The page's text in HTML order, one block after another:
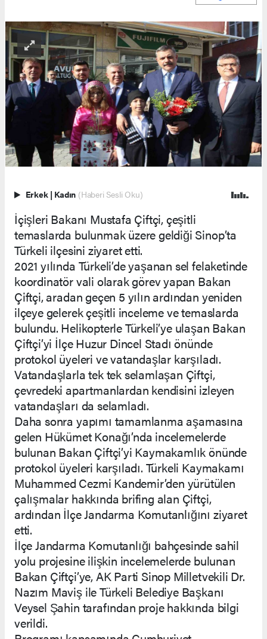
Erkek | Kadın (Haberi Sesli Oku)
İçişleri Bakanı Mustafa Çiftçi, çeşitli
temaslarda bulunmak üzere geldiği Sinop’ta
Türkeli ilçesini ziyaret etti.
2021 yılında Türkeli’de yaşanan sel felaketinde
koordinatör vali olarak görev yapan Bakan
Çiftçi, aradan geçen 5 yılın ardından yeniden
ilçeye gelerek çeşitli inceleme ve temaslarda
bulundu. Helikopterle Türkeli’ye ulaşan Bakan
Çiftçi’yi İlçe Huzur Dincel Stadı önünde
protokol üyeleri ve vatandaşlar karşıladı.
Vatandaşlarla tek tek selamlaşan Çiftçi,
çevredeki apartmanlardan kendisini izleyen
vatandaşları da selamladı.
Daha sonra yapımı tamamlanma aşamasına
gelen Hükümet Konağı’nda incelemelerde
bulunan Bakan Çiftçi’yi Kaymakamlık önünde
protokol üyeleri karşıladı. Türkeli Kaymakamı
Muhammed Cezmi Kandemir’den yürütülen
çalışmalar hakkında brifing alan Çiftçi,
ardından İlçe Jandarma Komutanlığını ziyaret
etti.
İlçe Jandarma Komutanlığı bahçesinde sahil
yolu projesine ilişkin incelemelerde bulunan
Bakan Çiftçi’ye, AK Parti Sinop Milletvekili Dr.
Nazım Maviş ile Türkeli Belediye Başkanı
Veysel Şahin tarafından proje hakkında bilgi
verildi.